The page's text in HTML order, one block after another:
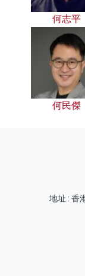
何志平
何民傑
地址 : 香